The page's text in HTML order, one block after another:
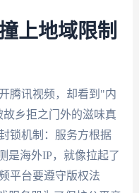
上地域限制
腾讯视频，却看到"内
乡拒之门外的滋味真
锁机制：服务方根据
是海外IP，就像拉起了
平台要遵守版权法